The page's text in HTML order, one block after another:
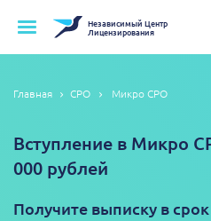
НезависимыйЦентр
Лицензирования
Главная СРО Микро СРО
Вступление в Микро
000 рублей
Получите выписку в